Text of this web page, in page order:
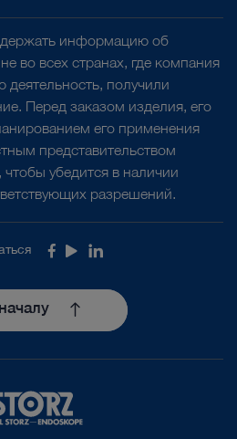
информацию об
во всех странах, где компания
деятельность, получили
Перед заказом изделия, его
его применения
представительством
убедится в наличии
разрешений.
Facebook
YoutubeLinkedIn